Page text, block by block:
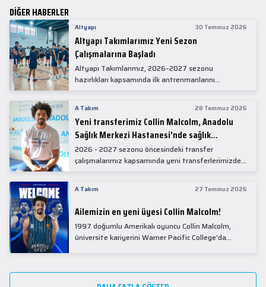
DİĞER HABERLER
Altyapı 30 Temmuz 2026
Altyapı Takımlarımız Yeni Sezon
Çalışmalarına Başladı
Altyapı Takımlarımız, 2026–2027 sezonu
hazırlıkları kapsamında ilk antrenmanlarını
gerçekleştirdi.
A Takım 28 Temmuz 2026
Yeni transferimiz Collin Malcolm, Anadolu
Sağlık Merkezi Hastanesi'nde sağlık
kontrolünden geçti.
2026 - 2027 sezonu öncesindeki transfer
çalışmalarımız kapsamında yeni transferlerimizden
Collin Malcolm, bugün partnerimiz Anadolu Sağlık
kontrollerinden geçti.
A Takım 27 Temmuz 2026
Ailemizin en yeni üyesi Collin Malcolm!
1997 doğumlu Amerikalı oyuncu Collin Malcolm,
üniversite kariyerini Warner Pacific College'da